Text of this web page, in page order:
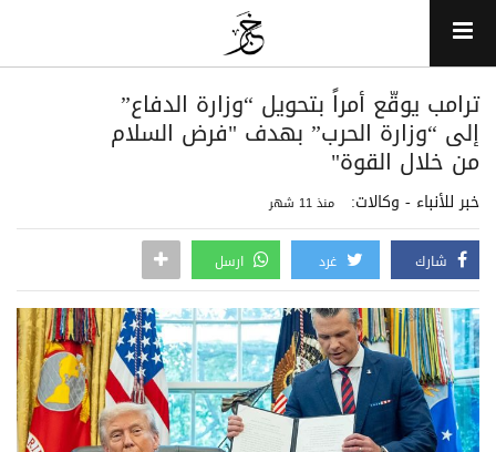
ترامب يوقّع أمراً بتحويل “وزارة الدفاع”
إلى “وزارة الحرب” بهدف "فرض السلام
من خلال القوة"
خبر للأنباء - وكالات: منذ 11 شهر
شارك غرد ارسل